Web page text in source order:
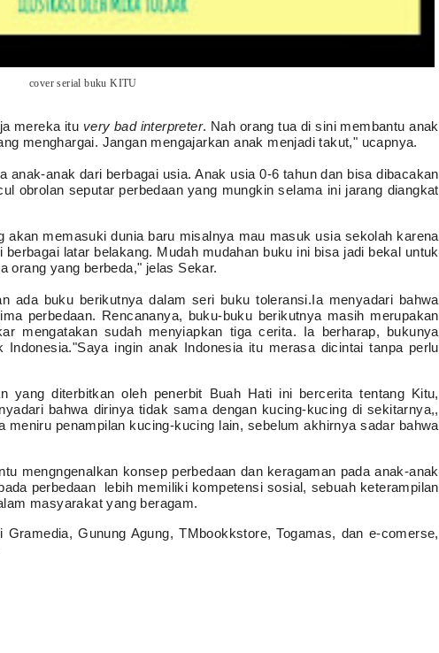
cover serial buku KITU
mereka itu very bad interpreter. Nah orang tua di sini membantu anak
menghargai. Jangan mengajarkan anak menjadi takut," ucapnya.
anak-anak dari berbagai usia. Anak usia 0-6 tahun dan bisa dibacakan
obrolan seputar perbedaan yang mungkin selama ini jarang diangkat
akan memasuki dunia baru misalnya mau masuk usia sekolah karena
latar belakang. Mudah mudahan buku ini bisa jadi bekal untuk
orang yang berbeda," jelas Sekar.
ada buku berikutnya dalam seri buku toleransi.Ia menyadari bahwa
perbedaan. Rencananya, buku-buku berikutnya masih merupakan
mengatakan sudah menyiapkan tiga cerita. Ia berharap, bukunya
ingin anak Indonesia itu merasa dicintai tanpa perlu
yang diterbitkan oleh penerbit Buah Hati ini bercerita tentang Kitu,
bahwa dirinya tidak sama dengan kucing-kucing di sekitarnya,,
penampilan kucing-kucing lain, sebelum akhirnya sadar bahwa
mengngenalkan konsep perbedaan dan keragaman pada anak-anak
perbedaan lebih memiliki kompetensi sosial, sebuah keterampilan
masyarakat yang beragam.
Gunung Agung, TMbookkstore, Togamas, dan e-comerse,